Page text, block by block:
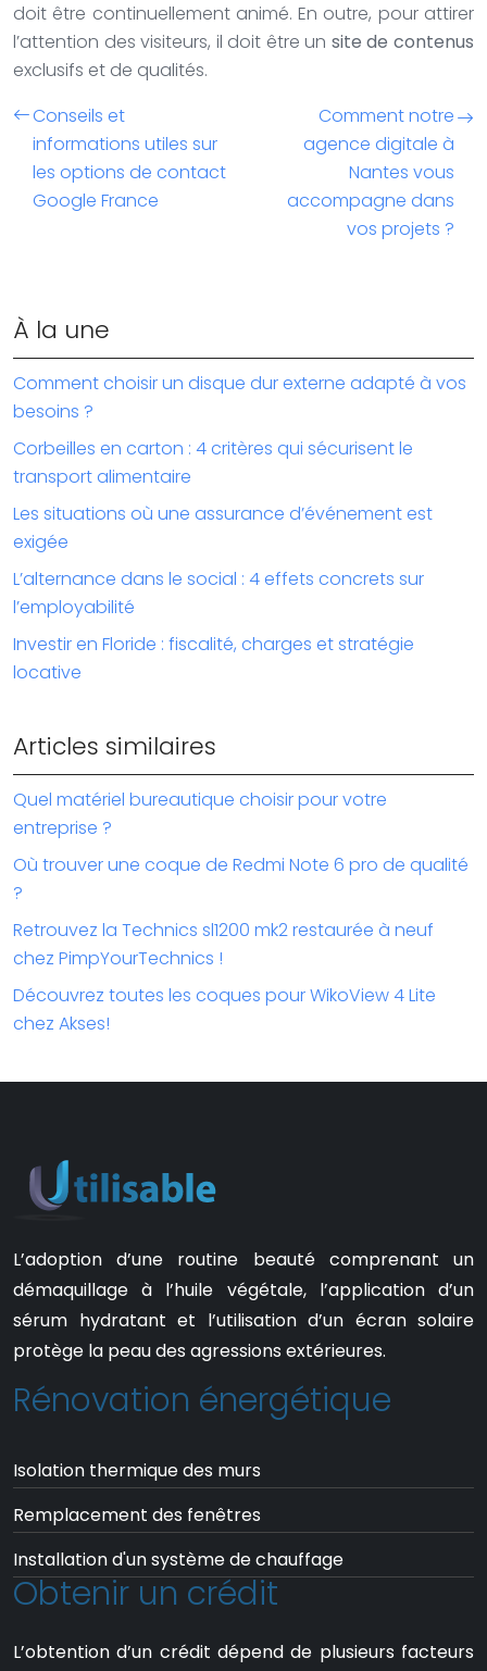
doit être continuellement animé. En outre, pour attirer
l’attention des visiteurs, il doit être un site de contenus
exclusifs et de qualités.
Conseils et
informations utiles sur
les options de contact
Google France
Comment notre
agence digitale à
Nantes vous
accompagne dans
vos projets ?
À la une
Comment choisir un disque dur externe adapté à vos
besoins ?
Corbeilles en carton : 4 critères qui sécurisent le
transport alimentaire
Les situations où une assurance d’événement est
exigée
L’alternance dans le social : 4 effets concrets sur
l’employabilité
Investir en Floride : fiscalité, charges et stratégie
locative
Articles similaires
Quel matériel bureautique choisir pour votre
entreprise ?
Où trouver une coque de Redmi Note 6 pro de qualité
?
Retrouvez la Technics sl1200 mk2 restaurée à neuf
chez PimpYourTechnics !
Découvrez toutes les coques pour WikoView 4 Lite
chez Akses!
L’adoption d’une routine beauté comprenant un
démaquillage à l’huile végétale, l’application d’un
sérum hydratant et l’utilisation d’un écran solaire
protège la peau des agressions extérieures.
Rénovation énergétique
Isolation thermique des murs
Remplacement des fenêtres
Installation d'un système de chauffage
Obtenir un crédit
L’obtention d’un crédit dépend de plusieurs facteurs